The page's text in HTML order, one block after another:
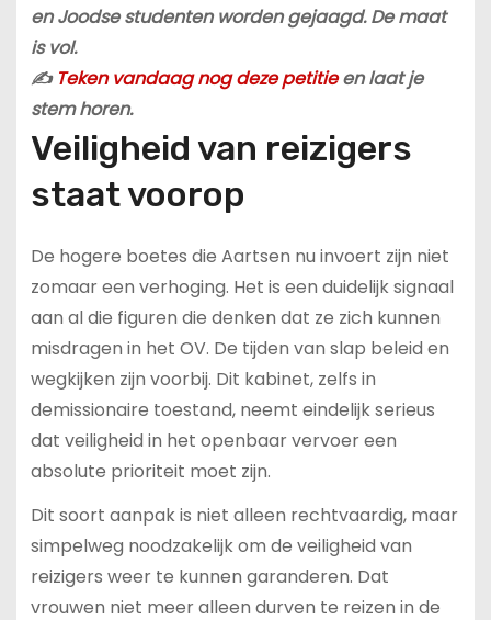
en Joodse studenten worden gejaagd. De maat
is vol.
✍️ Teken vandaag nog deze petitieen laat je
stem horen.
Veiligheid van reizigers
staat voorop
De hogere boetes die Aartsen nu invoert zijn niet
zomaar een verhoging. Het is een duidelijk signaal
aan al die figuren die denken dat ze zich kunnen
misdragen in het OV. De tijden van slap beleid en
wegkijken zijn voorbij. Dit kabinet, zelfs in
demissionaire toestand, neemt eindelijk serieus
dat veiligheid in het openbaar vervoer een
absolute prioriteit moet zijn.
Dit soort aanpak is niet alleen rechtvaardig, maar
simpelweg noodzakelijk om de veiligheid van
reizigers weer te kunnen garanderen. Dat
vrouwen niet meer alleen durven te reizen in de